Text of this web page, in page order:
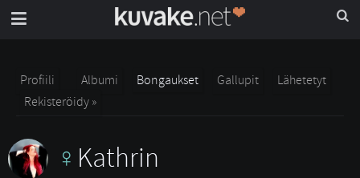
Profiili Albumi Bongaukset Gallupit
Lähetetyt
Rekisteröidy »
Kathrin